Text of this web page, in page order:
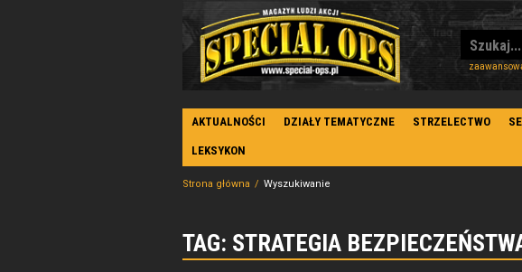
AKTUALNOŚCI DZIAŁY TEMATYCZNE STRZELECTWO
LEKSYKON
Strona główna Wyszukiwanie
TAG: STRATEGIA